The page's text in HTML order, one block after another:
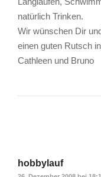
natürlich Trinken.
Wir wünschen Dir
einen guten Rutsch
Cathleen und Bruno
hobbylauf